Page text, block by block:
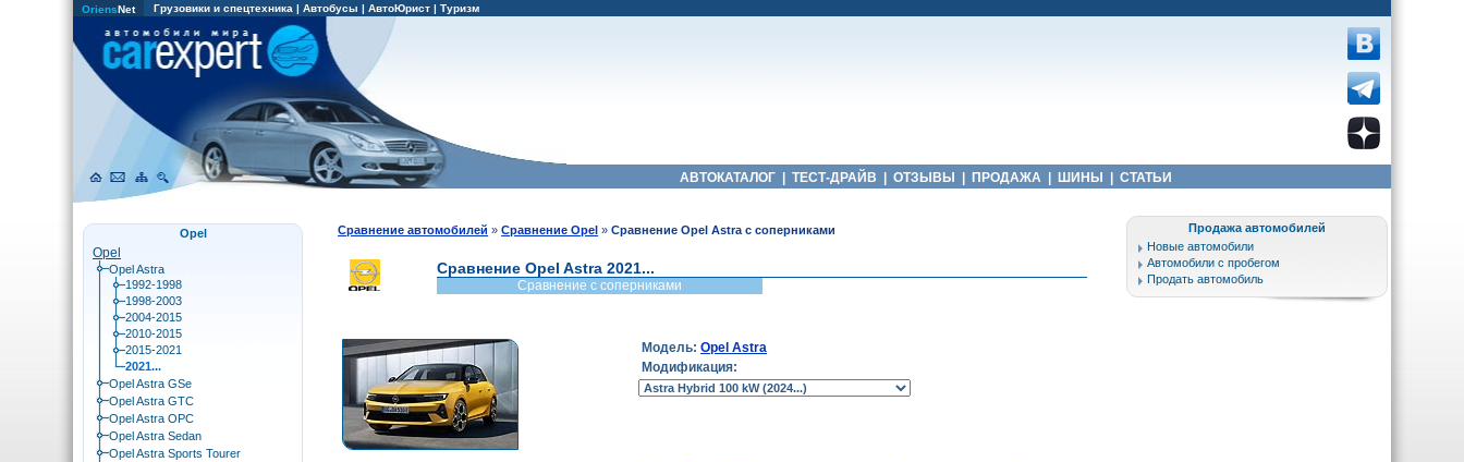
OriensNet Грузовики и спецтехника | Автобусы | АвтоЮрист | Туризм
АВТОКАТАЛОГ ТЕСТ-ДРАЙВ ОТЗЫВЫ ПРОДАЖА ШИНЫ СТАТЬИ
Сравнение автомобилей »Сравнение Opel »Сравнение Opel Astra с соперниками
Сравнение Opel Astra 2021...
Сравнение с соперниками
Модель:Opel Astra
Модификация:
Opel
Opel
Opel Astra
1992-1998
1998-2003
2004-2015
2010-2015
2015-2021
2021...
Opel Astra GSe
Opel Astra GTC
Opel Astra OPC
Opel Astra Sedan
Opel Astra Sports Tourer
Продажа автомобилей
Новые автомобили
Автомобили с пробегом
Продать автомобиль